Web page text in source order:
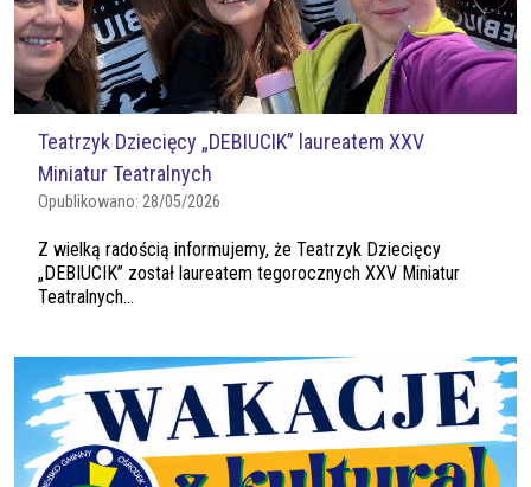
Teatrzyk Dziecięcy „DEBIUCIK” laureatem XXV
Miniatur Teatralnych
Opublikowano: 28/05/2026
Z wielką radością informujemy, że Teatrzyk Dziecięcy
„DEBIUCIK” został laureatem tegorocznych XXV Miniatur
Teatralnych...